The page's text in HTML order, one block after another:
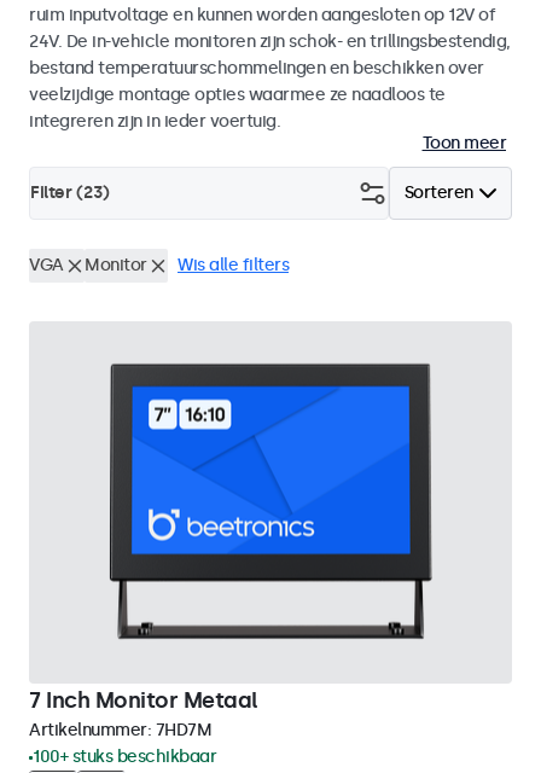
ruim inputvoltage en kunnen worden aangesloten op 12V of
24V. De in-vehicle monitoren zijn schok- en trillingsbestendig,
bestand temperatuurschommelingen en beschikken over
veelzijdige montage opties waarmee ze naadloos te
integreren zijn in ieder voertuig.
Toon meer
Sorteren
Filter (23)
VGA Monitor Wis alle filters
7 Inch Monitor Metaal
Artikelnummer: 7HD7M
100+ stuks beschikbaar